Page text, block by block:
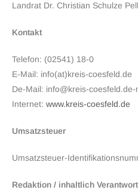
Landrat Dr. Christian Schulze
Kontakt
Telefon: (02541) 18-0
E-Mail: info(at)kreis-coesfeld.de
De-Mail: info@kreis-coesfeld.de-
Internet: www.kreis-coesfeld.de
Umsatzsteuer
Umsatzsteuer-
Redaktion / inhaltlich